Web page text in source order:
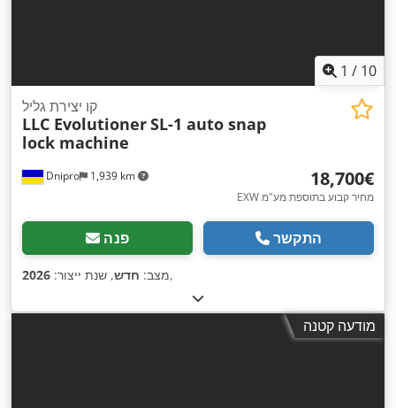
1 / 10
Dnipro 1,939 km
קו יצירת גליל
LLC EvolutionerSL-1 auto snap
lock machine
‏18,700 ‏€
EXW מחיר קבוע בתוספת מע"מ
פנה התקשר
מצב: חדש, שנת ייצור: 2026 ,
מודעה קטנה